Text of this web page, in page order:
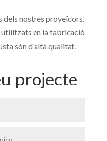
dels nostres proveïdors.
utilitzats en la fabricació
són d'alta qualitat.
projecte